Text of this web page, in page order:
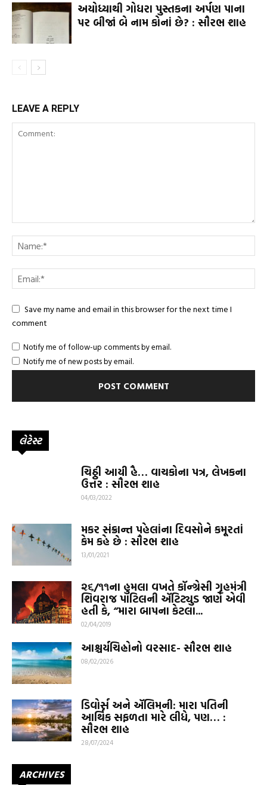
અયોધ્યાથી ગોધરા પુસ્તકના અર્પણ પાના
પર બીજાં બે નામ કોનાં છે? : સૌરભ શાહ
LEAVE A REPLY
Save my name and email in this browser for the next time I
comment
Notify me of follow-up comments by email.
Notify me of new posts by email.
લેટેસ્ટ
ચિઠ્ઠી આયી હૈ… વાચકોના પત્ર, લેખકના
ઉત્તર : સૌરભ શાહ
04/03/2022
મકર સંક્રાન્ત પહેલાંના દિવસોને કમૂરતાં
કેમ કહે છે : સૌરભ શાહ
13/01/2021
૨૬/૧૧ના હુમલા વખતે કૉન્ગ્રેસી ગૃહમંત્રી
શિવરાજ પાટિલની ઍટિટ્યુડ જાણે એવી
હતી કે, “મારા બાપના કેટલા...
02/04/2019
આશ્ચર્યચિહ્નોનો વરસાદ- સૌરભ શાહ
08/02/2026
ડિવોર્સ અને ઍલિમની: મારા પતિની
આર્થિક સફળતા મારે લીધે, પણ… :
સૌરભ શાહ
28/07/2024
ARCHIVES